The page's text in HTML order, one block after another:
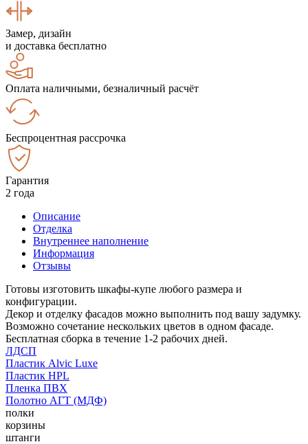
Замер, дизайн
и доставка бесплатно
Оплата наличными, безналичный расчёт
Беспроцентная рассрочка
Гарантия
2 года
Описание
Отделка
Внутреннее наполнение
Информация
Отзывы
Готовы изготовить шкафы-купе любого размера и
конфигурации.
Декор и отделку фасадов можно выполнить под вашу задумку.
Возможно сочетание нескольких цветов в одном фасаде.
Бесплатная сборка в течение 1-2 рабочих дней.
ЛДСП
Пластик Alvic Luxe
Пластик HPL
Пленка ПВХ
Полотно АГТ (МДФ)
полки
корзины
штанги